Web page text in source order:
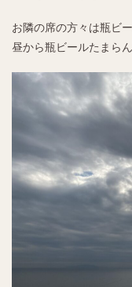
お隣の席の方々は瓶ビ
昼から瓶ビールたまら